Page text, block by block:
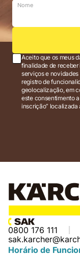
Nome
Aceito que os meus
finalidade de
serviços e novidades sobre a Karcher Brasil via e-mail marketing e
registro de
geolocalização, em
este consentimento
inscrição” localizada
0800 176 111
Horário de